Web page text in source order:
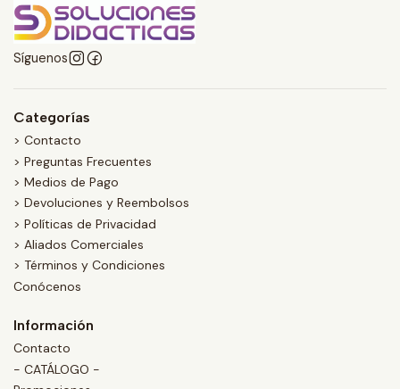
Síguenos
Categorías
> Contacto
> Preguntas Frecuentes
> Medios de Pago
> Devoluciones y Reembolsos
> Políticas de Privacidad
> Aliados Comerciales
> Términos y Condiciones
Conócenos
Información
Contacto
- CATÁLOGO -